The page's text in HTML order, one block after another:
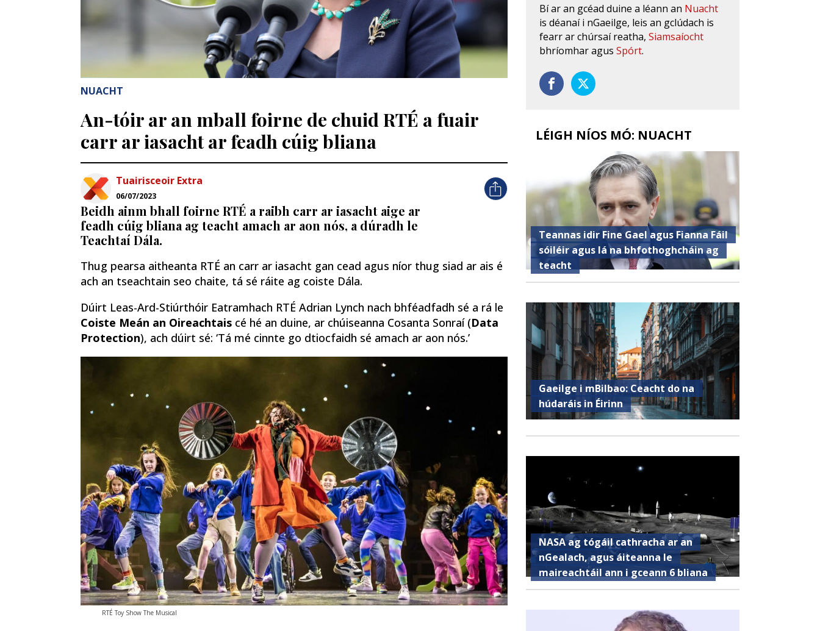
NUACHT
An-tóir ar an mball foirne de chuid RTÉ a fuair
carr ar iasacht ar feadh cúig bliana
Tuairisceoir Extra
06/07/2023
Beidh ainm bhall foirne RTÉ a raibh carr ar iasacht aige ar
feadh cúig bliana ag teacht amach ar aon nós, a dúradh le
Teachtaí Dála.
Thug pearsa aitheanta RTÉ an carr ar iasacht gan cead agus níor thug siad ar ais é
ach an tseachtain seo chaite, tá sé ráite ag coiste Dála.
Dúirt Leas-Ard-Stiúrthóir Eatramhach RTÉ Adrian Lynch nach bhféadfadh sé a rá le
Coiste Meán an Oireachtais cé hé an duine, ar chúiseanna Cosanta Sonraí (Data
Protection), ach dúirt sé: ‘Tá mé cinnte go dtiocfaidh sé amach ar aon nós.’
RTÉ Toy Show The Musical
Bí ar an gcéad duine a léann an Nuacht
is déanaí i nGaeilge, leis an gclúdach is
fearr ar chúrsaí reatha,Siamsaíocht
bhríomhar agusSpórt.
LÉIGH NÍOS MÓ: NUACHT
Teannas idir Fine Gael agus Fianna Fáil
sóiléir agus lá na bhfothoghcháin ag
teacht
Gaeilge i mBilbao: Ceacht do na
húdaráis in Éirinn
NASA ag tógáil cathracha ar an
nGealach, agus áiteanna le
maireachtáil ann i gceann 6 bliana